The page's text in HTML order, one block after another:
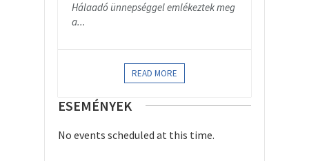
Hálaadó ünnepséggel emlékeztek meg
a...
READ MORE
ESEMÉNYEK
No events scheduled at this time.